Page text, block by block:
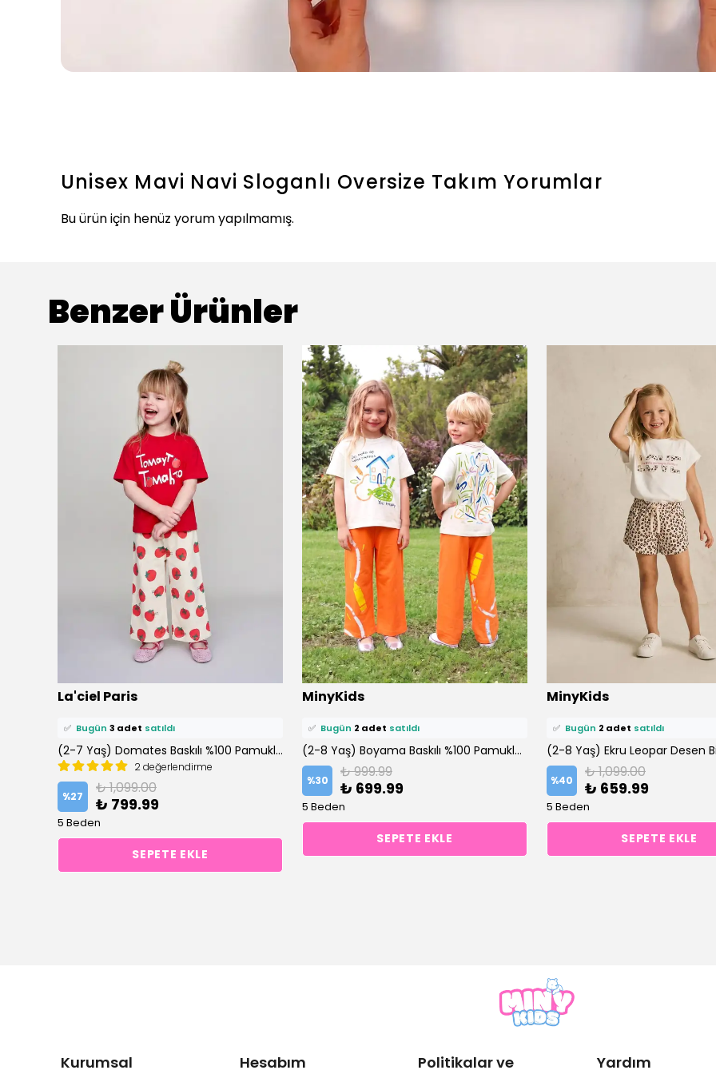
Unisex Mavi Navi Sloganlı Oversize Takım Yorumlar
Bu ürün için henüz yorum yapılmamış.
Benzer Ürünler
La'ciel Paris
⭐️ Bu ürünü 11 kişifavoriledi!
🛒 8 kişisepetine ekledi!
✅ Bugün3 adetsatıldı
(2-7 Yaş) Domates Baskılı %100 Pamuklu Altüst Takım
2 değerlendirme
%27 ₺ 1,099.00
₺ 799.99
5 Beden
SEPETE EKLE
MinyKids
⭐️ Bu ürünü 9 kişifavoriledi!
🛒 4 kişisepetine ekledi!
✅ Bugün2 adetsatıldı
(2-8 Yaş) Boyama Baskılı %100 Pamuklu Altüst Takım
%30 ₺ 999.99
₺ 699.99
5 Beden
SEPETE EKLE
MinyKids
⭐️ Bu ürünü 10 kişi favoriledi!
🛒 5 kişisepetine ekledi!
✅ Bugün2 adetsatıldı
%40 ₺ 1,099.00
₺ 659.99
5 Beden
SEPETE EKLE
Kurumsal Hesabım
Politikalar ve
Yardım